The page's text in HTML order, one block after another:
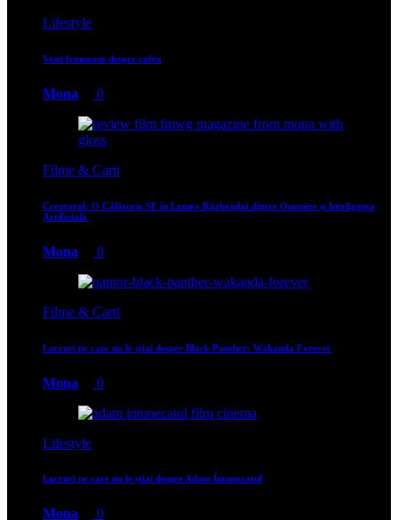
Lifestyle
Vesti frumoase despre cafea
Mona 0
Filme & Carti
Creatorul: O Călătorie SF în Lumea Războiului dintre Omenire și Inteligența
Artificială
Mona 0
Filme & Carti
Lucruri pe care nu le știai despre Black Panther: Wakanda Forever
Mona 0
Lifestyle
Lucruri pe care nu le știai despre Adam Întunecatul
Mona 0